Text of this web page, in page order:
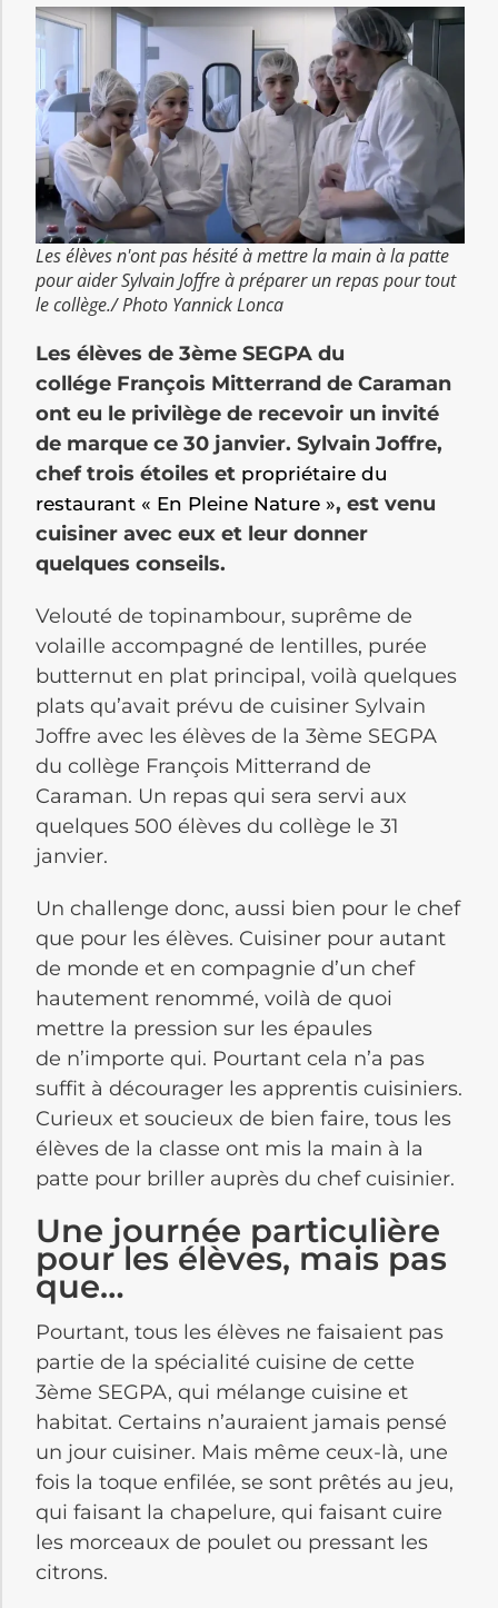
Les élèves n'ont pas hésité à mettre la main à la patte
pour aider Sylvain Joffre à préparer un repas pour tout
le collège./ Photo Yannick Lonca
Les élèves de 3ème SEGPA du
collége François Mitterrand de Caraman
ont eu le privilège de recevoir un invité
de marque ce 30 janvier. Sylvain Joffre,
chef trois étoiles et propriétaire du
restaurant « En Pleine Nature », est venu
cuisiner avec eux et leur donner
quelques conseils.
Velouté de topinambour, suprême de
volaille accompagné de lentilles, purée
butternut en plat principal, voilà quelques
plats qu’avait prévu de cuisiner Sylvain
Joffre avec les élèves de la 3ème SEGPA
du collège François Mitterrand de
Caraman. Un repas qui sera servi aux
quelques 500 élèves du collège le 31
janvier.
Un challenge donc, aussi bien pour le chef
que pour les élèves. Cuisiner pour autant
de monde et en compagnie d’un chef
hautement renommé, voilà de quoi
mettre la pression sur les épaules
de n’importe qui. Pourtant cela n’a pas
suffit à décourager les apprentis cuisiniers.
Curieux et soucieux de bien faire, tous les
élèves de la classe ont mis la main à la
patte pour briller auprès du chef cuisinier.
Une journée particulière
pour les élèves, mais pas
que…
Pourtant, tous les élèves ne faisaient pas
partie de la spécialité cuisine de cette
3ème SEGPA, qui mélange cuisine et
habitat. Certains n’auraient jamais pensé
un jour cuisiner. Mais même ceux-là, une
fois la toque enfilée, se sont prêtés au jeu,
qui faisant la chapelure, qui faisant cuire
les morceaux de poulet ou pressant les
citrons.